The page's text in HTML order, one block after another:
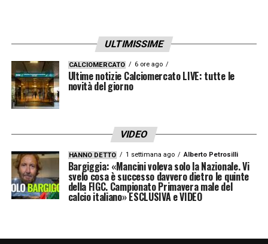
ULTIMISSIME
CALCIOMERCATO 6 ore ago
Ultime notizie Calciomercato LIVE: tutte le
novità del giorno
VIDEO
HANNO DETTO 1 settimana ago Alberto Petrosilli
Bargiggia: «Mancini voleva solo la Nazionale. Vi
svelo cosa è successo davvero dietro le quinte
della FIGC. Campionato Primavera male del
calcio italiano» ESCLUSIVA e VIDEO